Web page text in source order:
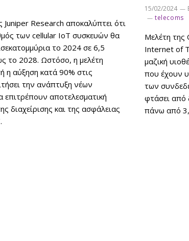
Juniper Research αποκαλύπτει ότι
των cellular IoT συσκευών θα
το 2024 σε 6,5
το 2028. Ωστόσο, η μελέτη
η αύξηση κατά 90% στις
την ανάπτυξη νέων
αποτελεσματική
διαχείρισης και της ασφάλειας
15/02/2024
telecoms
Μελέτη της
Internet of
μαζική
που έχουν
των
φτάσει από
πάνω από